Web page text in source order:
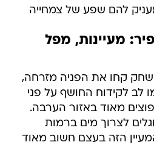
להם שפע של צמחייה
מעיינות, מפל
שחק קחו את הפניה מזרחה,
לב לקידוח החושף על פני
מאוד באזור הערבה.
לצרוך מים ברמות
הזה בעצם חשוב מאוד